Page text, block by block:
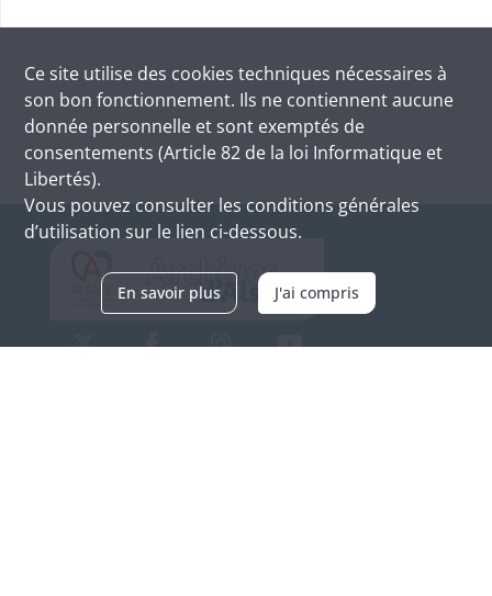
Ce site utilise des cookies techniques nécessaires à
son bon fonctionnement. Ils ne contiennent aucune
donnée personnelle et sont exemptés de
consentements (Article 82 de la loi Informatique et
Libertés).
Vous pouvez consulter les conditions générales
d’utilisation sur le lien ci-dessous.
En savoir plus J'ai compris